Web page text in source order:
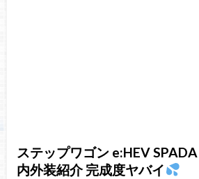
ステップワゴン e:HEV
内外装紹介 完成度ヤバイ